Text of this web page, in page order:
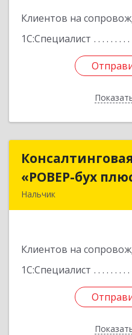
Клиентов на
1С:Специалист
«РОВЕР-бух
Нальчик
Клиентов на
1С:Специалист